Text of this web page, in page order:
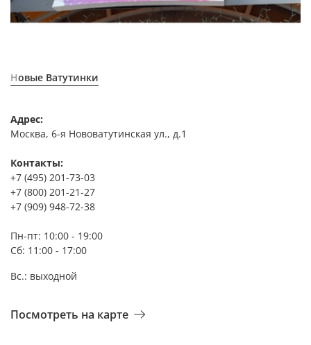
Новые Ватутинки
Адрес:
Москва, 6-я Нововатутинская ул., д.1
Контакты:
+7 (495) 201-73-03
+7 (800) 201-21-27
+7 (909) 948-72-38
Пн-пт: 10:00 - 19:00
Сб: 11:00 - 17:00
Вс.: выходной
Посмотреть на карте